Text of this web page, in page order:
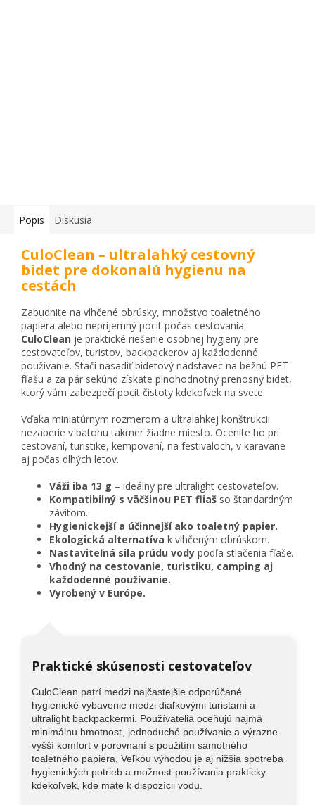
Popis Diskusia
CuloClean – ultralahký cestovný
bidet pre dokonalú hygienu na
cestách
Zabudnite na vlhčené obrúsky, množstvo toaletného
papiera alebo nepríjemný pocit počas cestovania.
CuloClean je praktické riešenie osobnej hygieny pre
cestovateľov, turistov, backpackerov aj každodenné
používanie. Stačí nasadiť bidetový nadstavec na bežnú PET
fľašu a za pár sekúnd získate plnohodnotný prenosný bidet,
ktorý vám zabezpečí pocit čistoty kdekoľvek na svete.
Vďaka miniatúrnym rozmerom a ultralahkej konštrukcii
nezaberie v batohu takmer žiadne miesto. Oceníte ho pri
cestovaní, turistike, kempovaní, na festivaloch, v karavane
aj počas dlhých letov.
Váži iba 13 g – ideálny pre ultralight cestovateľov.
Kompatibilný s väčšinou PET fliaš so štandardným
závitom.
Hygienickejší a účinnejší ako toaletný papier.
Ekologická alternatíva k vlhčeným obrúskom.
Nastaviteľná sila prúdu vody podľa stlačenia fľaše.
Vhodný na cestovanie, turistiku, camping aj
každodenné používanie.
Vyrobený v Európe.
Praktické skúsenosti cestovateľov
CuloClean patrí medzi najčastejšie odporúčané
hygienické vybavenie medzi diaľkovými turistami a
ultralight backpackermi. Používatelia oceňujú najmä
minimálnu hmotnosť, jednoduché používanie a výrazne
vyšší komfort v porovnaní s použitím samotného
toaletného papiera. Veľkou výhodou je aj nižšia spotreba
hygienických potrieb a možnosť používania prakticky
kdekoľvek, kde máte k dispozícii vodu.